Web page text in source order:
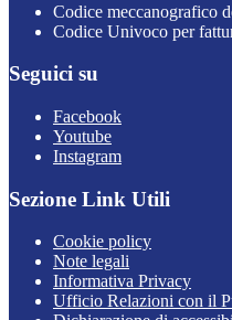
Codice meccanografico
Codice Univoco per
Seguici su
Facebook
Youtube
Instagram
Sezione Link Utili
Cookie policy
Note legali
Informativa Privacy
Ufficio Relazioni con il